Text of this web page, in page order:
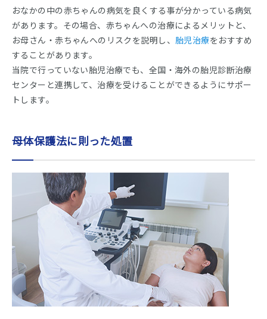
おなかの中の赤ちゃんの病気を良くする事が分かっている病気
があります。その場合、赤ちゃんへの治療によるメリットと、
お母さん・赤ちゃんへのリスクを説明し、 胎児治療をおすすめ
することがあります。
当院で行っていない胎児治療でも、全国・海外の胎児診断治療
センターと連携して、治療を受けることができるようにサポー
トします。
母体保護法に則った処置